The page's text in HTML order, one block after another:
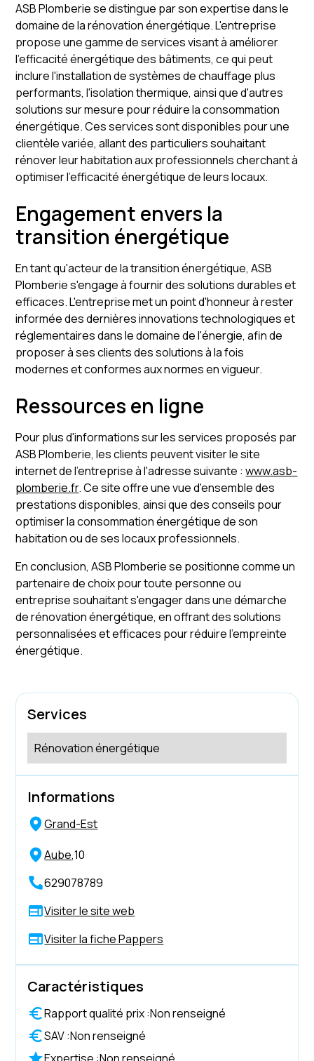
ASB Plomberie se distingue par son expertise dans le
domaine de la rénovation énergétique. L'entreprise
propose une gamme de services visant à améliorer
l'efficacité énergétique des bâtiments, ce qui peut
inclure l'installation de systèmes de chauffage plus
performants, l'isolation thermique, ainsi que d'autres
solutions sur mesure pour réduire la consommation
énergétique. Ces services sont disponibles pour une
clientèle variée, allant des particuliers souhaitant
rénover leur habitation aux professionnels cherchant à
optimiser l'efficacité énergétique de leurs locaux.
Engagement envers la
transition énergétique
En tant qu'acteur de la transition énergétique, ASB
Plomberie s'engage à fournir des solutions durables et
efficaces. L'entreprise met un point d'honneur à rester
informée des dernières innovations technologiques et
réglementaires dans le domaine de l'énergie, afin de
proposer à ses clients des solutions à la fois
modernes et conformes aux normes en vigueur.
Ressources en ligne
Pour plus d'informations sur les services proposés par
ASB Plomberie, les clients peuvent visiter le site
internet de l'entreprise à l'adresse suivante :www.asb-
plomberie.fr. Ce site offre une vue d'ensemble des
prestations disponibles, ainsi que des conseils pour
optimiser la consommation énergétique de son
habitation ou de ses locaux professionnels.
En conclusion, ASB Plomberie se positionne comme un
partenaire de choix pour toute personne ou
entreprise souhaitant s'engager dans une démarche
de rénovation énergétique, en offrant des solutions
personnalisées et efficaces pour réduire l'empreinte
énergétique.
Services
Rénovation énergétique
Informations
Grand-Est
Aube,10
629078789
Visiter le site web
Visiter la fiche Pappers
Caractéristiques
Rapport qualité prix :Non renseigné
SAV :Non renseigné